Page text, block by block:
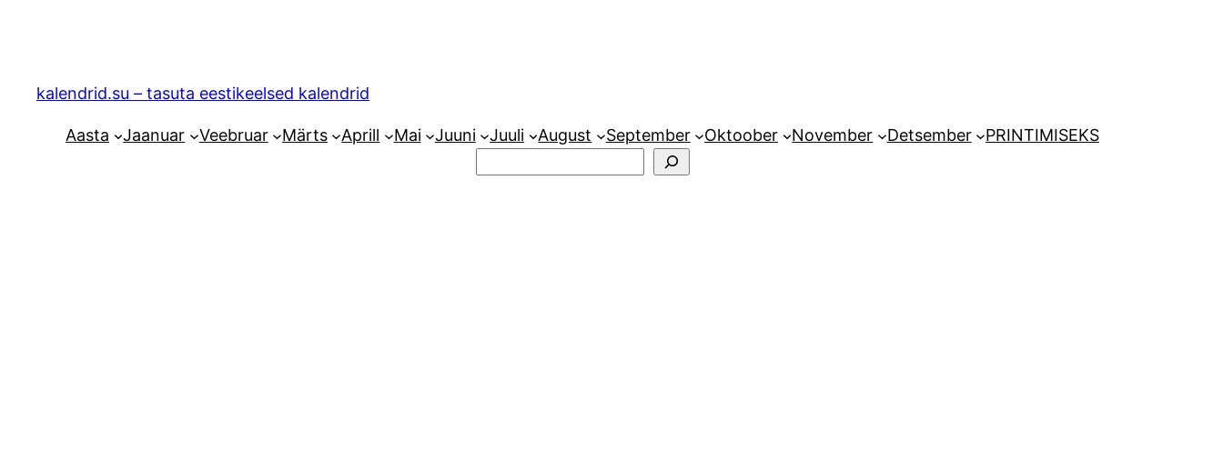
kalendrid.su – tasuta eestikeelsed kalendrid
Aasta Jaanuar Veebruar Märts Aprill Mai Juuni Juuli August September Oktoober November Detsember
PRINTIMISEKS